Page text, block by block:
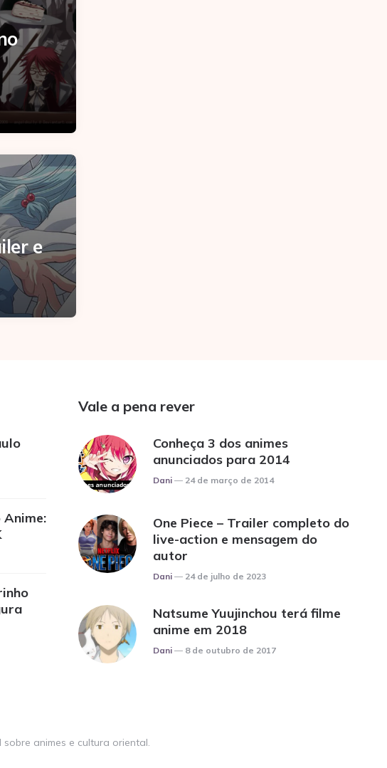
e
Vale a pena rever
Conheça 3 dos animes
anunciados para 2014
Posted
Dani 24 de março de 2014
One Piece – Trailer completo do
live-action e mensagem do
autor
Posted
Dani 24 de julho de 2023
Natsume Yuujinchou terá filme
anime em 2018
Posted
Dani 8 de outubro de 2017
animes e cultura oriental.